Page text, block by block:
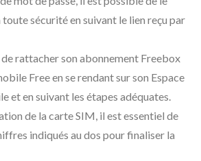
sécurité en suivant le lien reçu par
rattacher son abonnement Freebox
Free en se rendant sur son Espace
et en suivant les étapes adéquates.
de la carte SIM, il est essentiel de
indiqués au dos pour finaliser la